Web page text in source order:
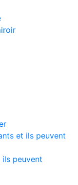
et ils peuvent
peuvent